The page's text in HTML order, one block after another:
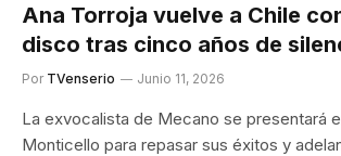
Ana Torroja vuelve a Chile
disco tras cinco años de
Por TVenserio Junio 11, 2026
La exvocalista de Mecano se presentará
Monticello para repasar sus éxitos y